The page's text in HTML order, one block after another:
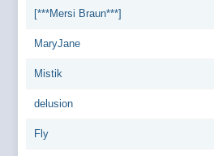
[***Mersi Braun***]
MaryJane
Mistik
delusion
Fly